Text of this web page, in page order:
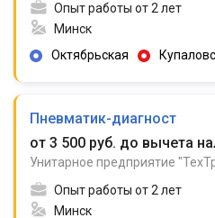
Опыт работы от 2 лет
Минск
Октябрьская
Пневматик-диагност
от 3 500 руб. до вычета
Унитарное предприятие
Опыт работы от 2 лет
Минск